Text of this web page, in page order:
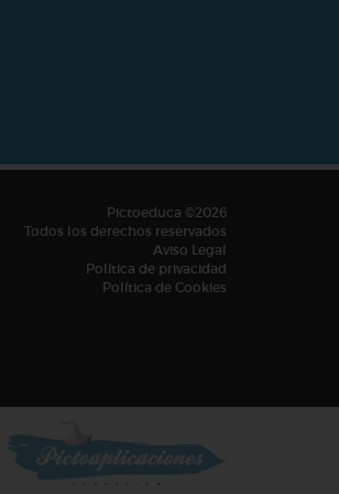
Pictoeduca ©2026
Todos los derechos reservados
Aviso Legal
Política de privacidad
Política de Cookies